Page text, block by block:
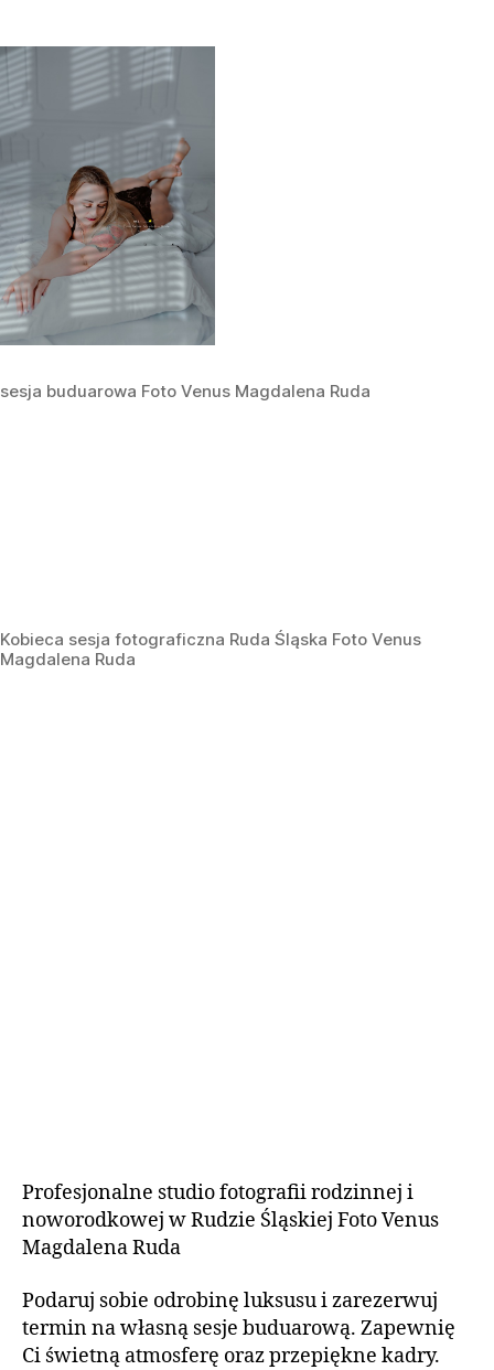
sesja buduarowa Foto Venus Magdalena Ruda
Kobieca sesja fotograficzna Ruda Śląska Foto Venus
Magdalena Ruda
Profesjonalne studio fotografii rodzinnej i
noworodkowej w Rudzie Śląskiej Foto Venus
Magdalena Ruda
Podaruj sobie odrobinę luksusu i zarezerwuj
termin na własną sesje buduarową. Zapewnię
Ci świetną atmosferę oraz przepiękne kadry.